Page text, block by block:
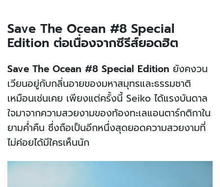
Save The Ocean #8 Special
Edition ต่อเนื่องจากซีรีส์ยอดฮิต
Save The Ocean #8 Special Edition ยังคงวน
เวียนอยู่กับกลิ่นอายของมหาสมุทรและธรรมชาติ
เหมือนเช่นเคย เพียงแต่ครั้งนี้ Seiko ได้แรงบันดาล
ใจมาจากความสวยงามของท้องทะเลแอนตาร์กติกาใน
ยามค่ำคืน ซึ่งถือเป็นอีกหนึ่งสุดยอดความสวยงามที่
ไม่ค่อยได้มีใครเห็นนัก